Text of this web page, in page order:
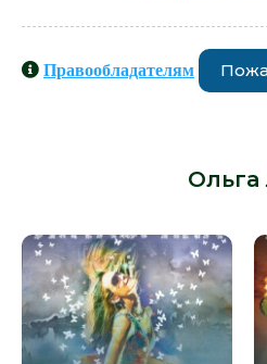
Правообладателям
Ольга